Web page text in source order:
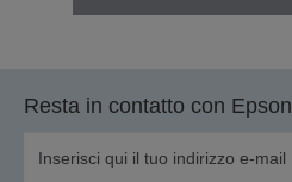
Resta in contatto con Epson